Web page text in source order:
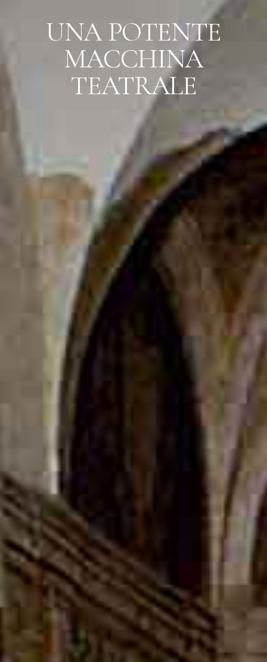
UNA POTENTE
MACCHINA
TEATRALE